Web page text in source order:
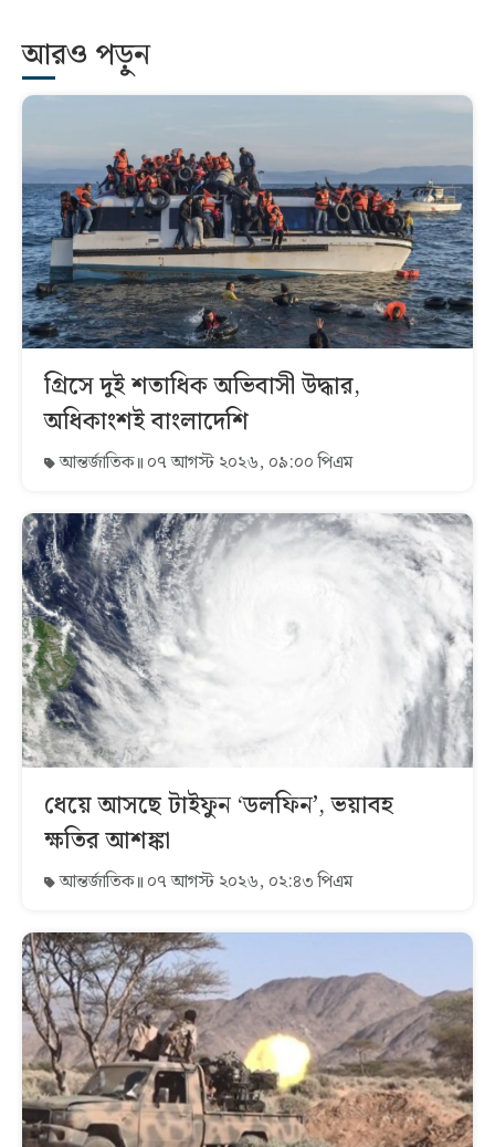
আরও পড়ুন
গ্রিসে দুই শতাধিক অভিবাসী উদ্ধার,
অধিকাংশই বাংলাদেশি
আন্তর্জাতিক ০৭ আগস্ট ২০২৬, ০৯:০০ পিএম
ধেয়ে আসছে টাইফুন ‘ডলফিন’, ভয়াবহ
ক্ষতির আশঙ্কা
আন্তর্জাতিক ০৭ আগস্ট ২০২৬, ০২:৪৩ পিএম